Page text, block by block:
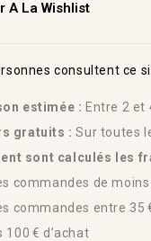
A La Wishlist
consultent ce
estimée : Entre 2 et
gratuits :Sur toutes
sont calculés les
commandes de moins
commandes entre 35
100 € d’achat